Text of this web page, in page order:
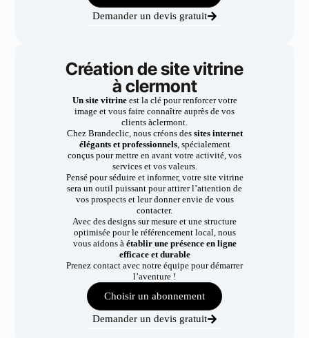
Demander un devis gratuit
Création de site vitrine
à clermont
Un site vitrineest la clé pour renforcer votre
image et vous faire connaître auprès de vos
clients àclermont.
Chez Brandeclic, nous créons dessites internet
élégants et professionnels, spécialement
conçus pour mettre en avant votre activité, vos
services et vos valeurs.
Pensé pour séduire et informer, votre site vitrine
sera un outil puissant pour attirer l’attention de
vos prospects et leur donner envie de vous
contacter.
Avec des designs sur mesure et une structure
optimisée pour le référencement local, nous
vous aidons à établir une présence en ligne
efficace et durable
Prenez contact avec notre équipe pour démarrer
l’aventure !
Choisir un abonnement
Demander un devis gratuit